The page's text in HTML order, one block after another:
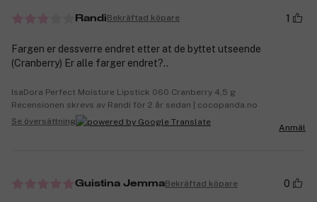
RandiBekräftad köpare 1
Fargen er dessverre endret etter at de byttet utseende
(Cranberry) Er alle farger endret?..
IsaDora Perfect Moisture Lipstick 060 Cranberry 4,5 g
Recensionen skrevs av Randi för 2 år sedan | cocopanda.no
Se översättning
Anmäl
Guistina JemmaBekräftad köpare 0